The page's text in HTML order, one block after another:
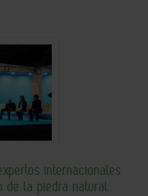
internacionales
de la piedra natural